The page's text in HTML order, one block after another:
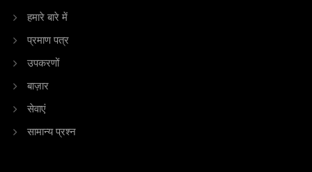
हमारे बारे में
प्रमाण पत्र
उपकरणों
बाज़ार
सेवाएं
सामान्य प्रश्न